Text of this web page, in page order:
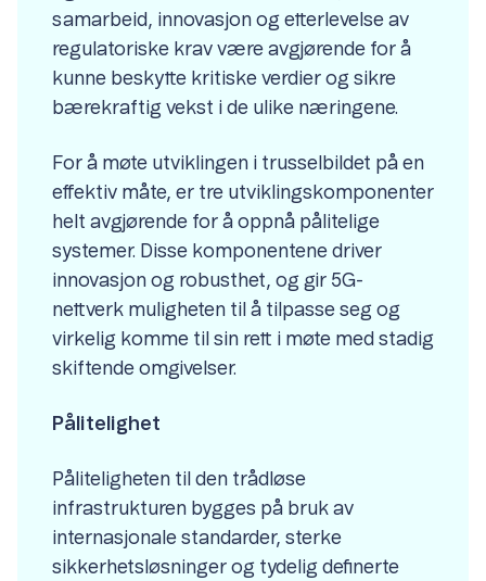
samarbeid, innovasjon og etterlevelse av
regulatoriske krav være avgjørende for å
kunne beskytte kritiske verdier og sikre
bærekraftig vekst i de ulike næringene.
For å møte utviklingen i trusselbildet på en
effektiv måte, er tre utviklingskomponenter
helt avgjørende for å oppnå pålitelige
systemer. Disse komponentene driver
innovasjon og robusthet, og gir 5G-
nettverk muligheten til å tilpasse seg og
virkelig komme til sin rett i møte med stadig
skiftende omgivelser.
Pålitelighet
Påliteligheten til den trådløse
infrastrukturen bygges på bruk av
internasjonale standarder, sterke
sikkerhetsløsninger og tydelig definerte